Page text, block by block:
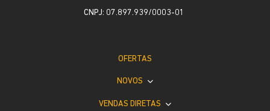
CNPJ: 07.897.939/0003-01
OFERTAS
NOVOS
VENDAS DIRETAS